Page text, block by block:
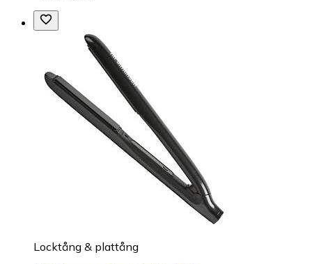
Locktång & plattång